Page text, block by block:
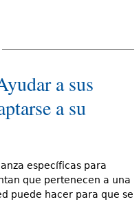
a sus
a su
específicas para
que pertenecen a una
puede hacer para que se